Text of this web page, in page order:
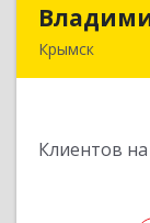
Крымск
Клиентов